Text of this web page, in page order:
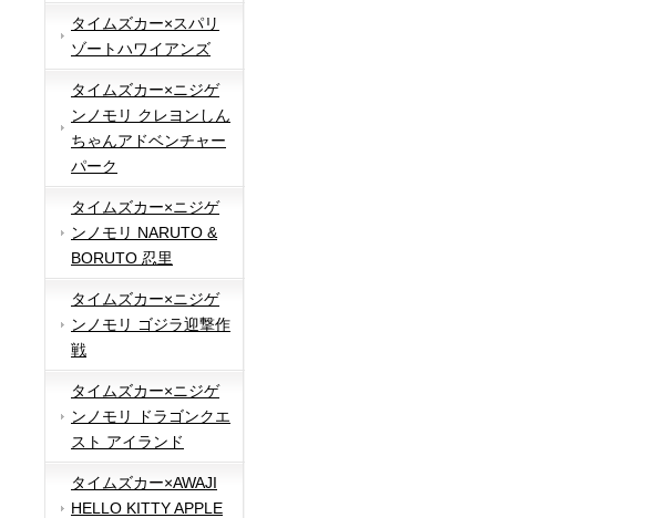
タイムズカー×スパリ
ゾートハワイアンズ
タイムズカー×ニジゲ
ンノモリ クレヨンしん
ちゃんアドベンチャー
パーク
タイムズカー×ニジゲ
ンノモリ NARUTO &
BORUTO 忍里
タイムズカー×ニジゲ
ンノモリ ゴジラ迎撃作
戦
タイムズカー×ニジゲ
ンノモリ ドラゴンクエ
スト アイランド
タイムズカー×AWAJI
HELLO KITTY APPLE